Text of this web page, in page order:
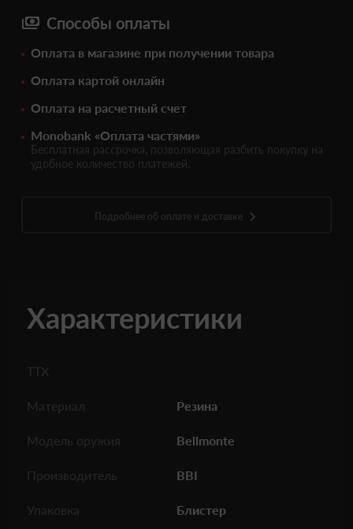
Способы оплаты
Оплата в магазине при получении товара
Оплата картой онлайн
Оплата на расчетный счет
Monobank «Оплата частями»
Бесплатная рассрочка, позволяющая разбить покупку на
удобное количество платежей.
Подробнее об оплате и доставке
Характеристики
ТТХ
Материал Резина
Модель оружия Bellmonte
Производитель BBI
Упаковка Блистер